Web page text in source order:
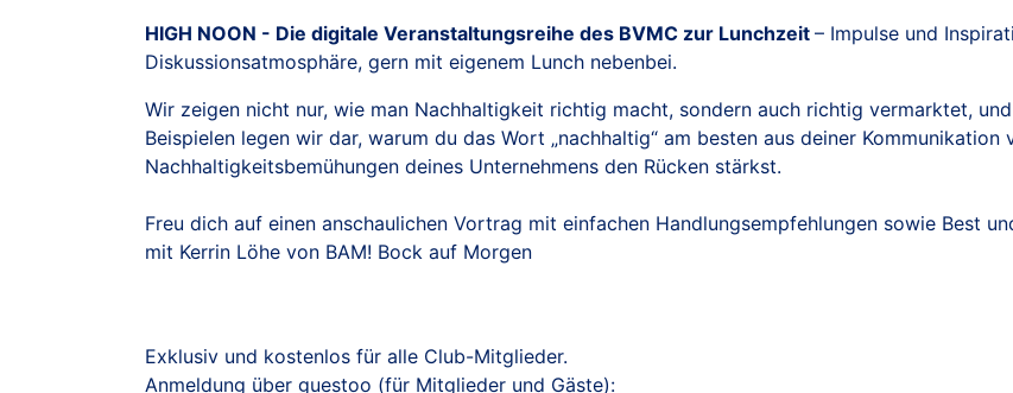
HIGH NOON - Die digitale Veranstaltungsreihe des BVMC zur Lunchzeit – Impulse und
Diskussionsatmosphäre, gern mit eigenem Lunch nebenbei.
Wir zeigen nicht nur, wie man Nachhaltigkeit richtig macht, sondern auch richtig vermarktet,
Beispielen legen wir dar, warum du das Wort „nachhaltig“ am besten aus deiner
Nachhaltigkeitsbemühungen deines Unternehmens den Rücken stärkst.
Freu dich auf einen anschaulichen Vortrag mit einfachen Handlungsempfehlungen sowie Best
mit Kerrin Löhe von BAM! Bock auf Morgen
Exklusiv und kostenlos für alle Club-Mitglieder.
Anmeldung über guestoo (für Mitglieder und Gäste):